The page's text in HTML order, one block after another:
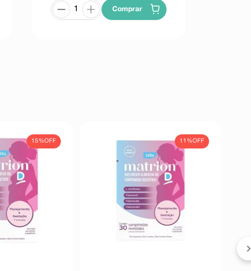
Comprar
15%OFF 11%OFF